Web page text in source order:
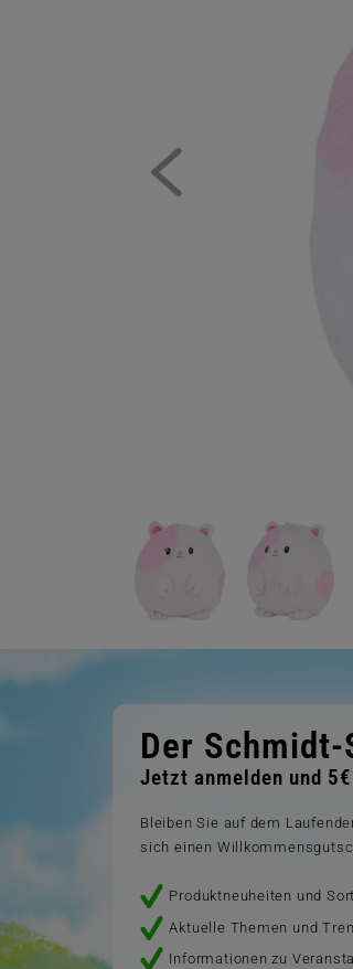
Der
Jetzt anmelden und
Bleiben Sie auf dem
sich einen
Produktneuheiten und
Aktuelle Themen und
Informationen zu